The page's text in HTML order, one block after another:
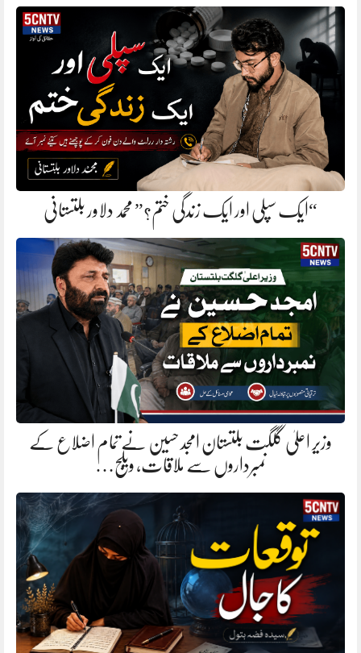
“ایک سپلی اور ایک زندگی ختم؟” محمد دلاور بلتستانی
وزیر اعلیٰ گلگت بلتستان امجد حسین نے تمام اضلاع کے
نمبرداروں سے ملاقات، ویلج…